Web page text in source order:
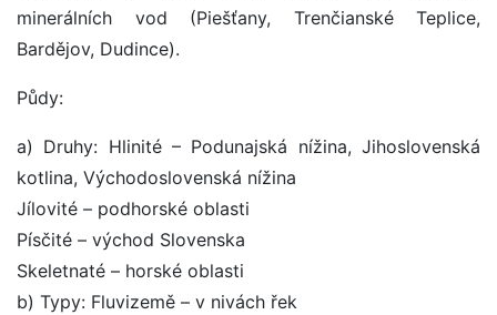
minerálních vod (Piešťany, Trenčianské Teplice,
Bardějov, Dudince).
Půdy:
a) Druhy: Hlinité – Podunajská nížina, Jihoslovenská
kotlina, Východoslovenská nížina
Jílovité – podhorské oblasti
Písčité – východ Slovenska
Skeletnaté – horské oblasti
b) Typy: Fluvizemě – v nivách řek